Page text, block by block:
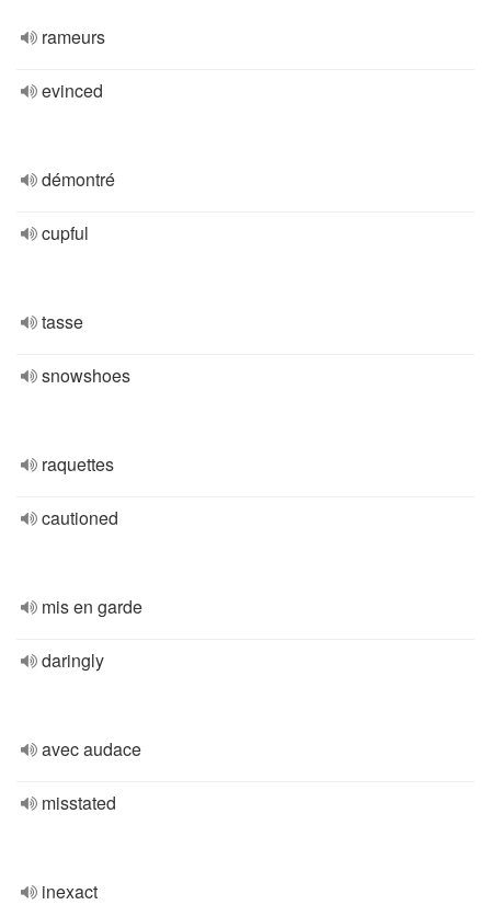
rameurs
evinced
démontré
cupful
tasse
snowshoes
raquettes
cautioned
mis en garde
daringly
avec audace
misstated
inexact